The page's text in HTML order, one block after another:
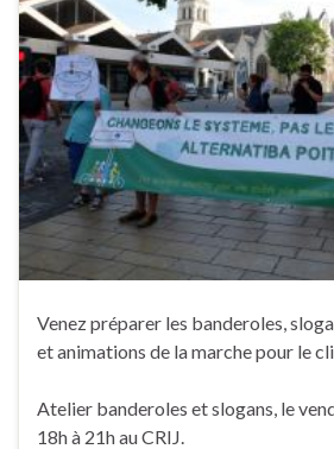
Venez préparer les banderoles,
et animations de la marche pour le
Atelier banderoles et slogans, le
18h à 21h au CRIJ.